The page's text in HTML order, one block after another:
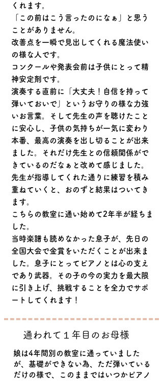
くれます。
「この前はこう言ったのになぁ」と思う
ことがありません。
改善点を一瞬で見出してくれる魔法使い
の様な人です。
コンクールや発表会前は子供にとって精
神安定剤です。
演奏する直前に「大丈夫！自信を持って
弾いておいで」というお守りの様な力強
いお言葉。そして先生の声を聴けたこと
に安心し、子供の気持ちが一気に変わり
本番、最高の演奏を出し切ることが出来
ました。それだけ先生との信頼関係がで
きているのだなぁと改めて感じました。​
先生が指導してくれた通りに練習を積み
重ねていくと、おのずと結果はついてき
ます。
こちらの教室に通い始めて2年半が経ちま
した。
当時楽譜も読めなかった息子が、先日の
全国大会で金賞をいただくことが出来ま
した。息子にとってピアノとは心の支え
であり武器。その子の今の実力を最大限
に引き上げ、挑戦することを全力でサポ
ートしてくれます！
​通われて１年目のお母様
娘は4年間別の教室に通っていました
が、基礎ができない為、ただ弾いている
だけの様で、このままではいつかピアノ